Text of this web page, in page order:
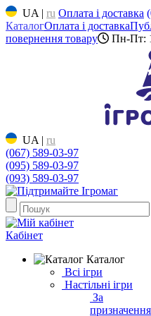
UA | ru Оплата і доставка
КаталогОплата і доставка
повернення товару
Пн-Пт:
UA | ru
(067) 589-03-97
(095) 589-03-97
(093) 589-03-97
Кабінет
Каталог
Всі ігри
Настільні ігри
За